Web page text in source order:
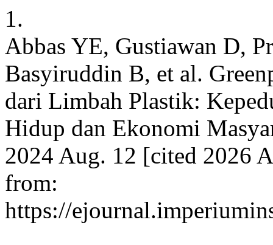
1.
Abbas YE, Gustiawan D,
Basyiruddin B, et al.
dari Limbah Plastik:
Hidup dan Ekonomi
2024 Aug. 12 [cited 2026
from:
https://